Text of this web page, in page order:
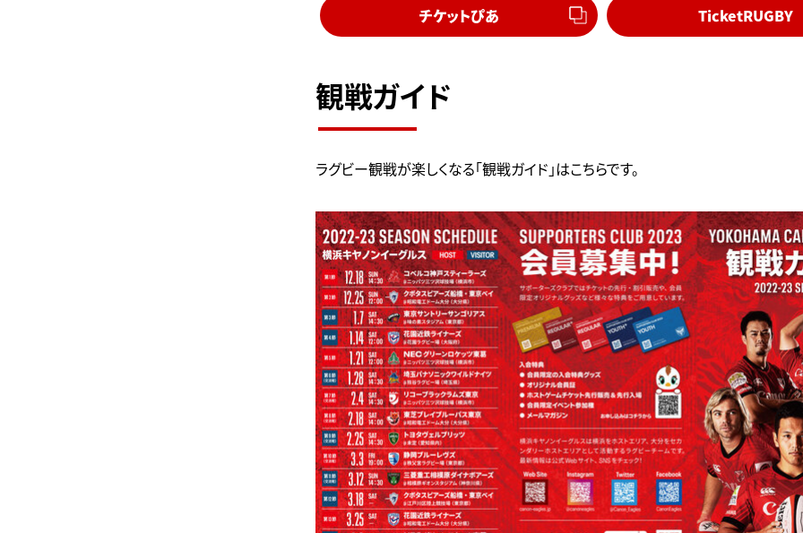
チケットぴあ TicketRUGBY
観戦ガイド
ラグビー観戦が楽しくなる「観戦ガイド」はこちらです。